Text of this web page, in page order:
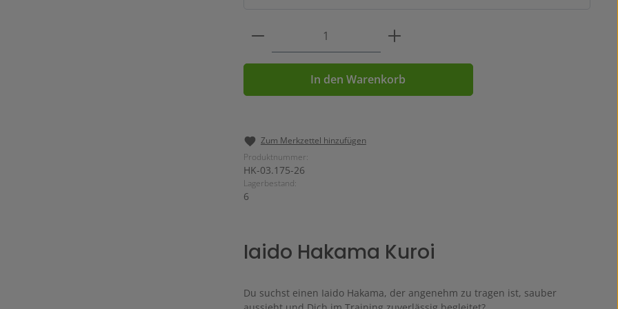
Produkt Anzahl: Gib den gewünschten Wert
In den Warenkorb
Zum Merkzettel hinzufügen
Produktnummer:
HK-03.175-26
Lagerbestand:
6
Iaido Hakama Kuroi
Du suchst einen Iaido Hakama, der angenehm zu tragen ist, sauber